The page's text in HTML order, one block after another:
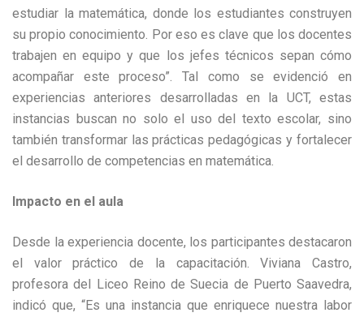
estudiar la matemática, donde los estudiantes construyen
su propio conocimiento. Por eso es clave que los docentes
trabajen en equipo y que los jefes técnicos sepan cómo
acompañar este proceso”. Tal como se evidenció en
experiencias anteriores desarrolladas en la UCT, estas
instancias buscan no solo el uso del texto escolar, sino
también transformar las prácticas pedagógicas y fortalecer
el desarrollo de competencias en matemática.
Impacto en el aula
Desde la experiencia docente, los participantes destacaron
el valor práctico de la capacitación. Viviana Castro,
profesora del Liceo Reino de Suecia de Puerto Saavedra,
indicó que, “Es una instancia que enriquece nuestra labor